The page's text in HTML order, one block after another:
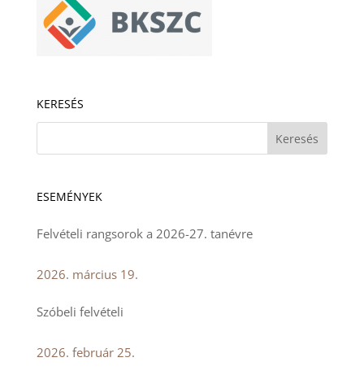
KERESÉS
ESEMÉNYEK
Felvételi rangsorok a 2026-27. tanévre
2026. március 19.
Szóbeli felvételi
2026. február 25.